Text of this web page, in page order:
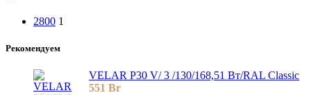
2800 1
Рекомендуем
VELAR P30 V/ 3 /130/168,51 Вт/RAL Classic
551 Br